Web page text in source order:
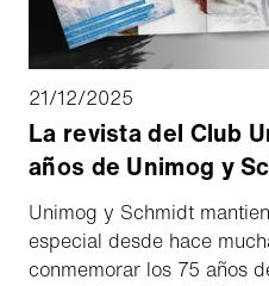
21/12/2025
La revista del Club
años de Unimog y
Unimog y Schmidt
especial desde hace
conmemorar los 75 años